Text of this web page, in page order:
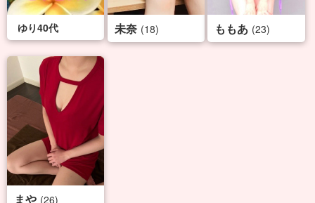
ゆり40代 未奈 (18) ももあ (23)
まや (26)